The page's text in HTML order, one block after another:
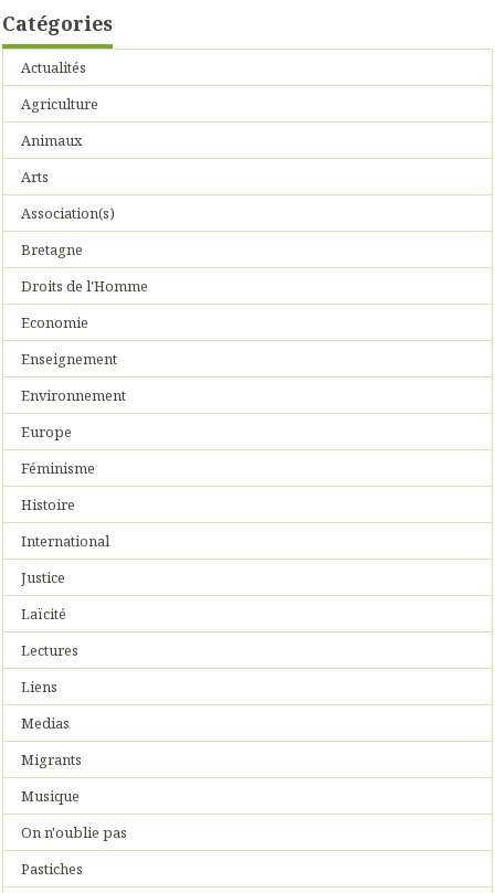
Catégories
Actualités
Agriculture
Animaux
Arts
Association(s)
Bretagne
Droits de l'Homme
Economie
Enseignement
Environnement
Europe
Féminisme
Histoire
International
Justice
Laïcité
Lectures
Liens
Medias
Migrants
Musique
On n'oublie pas
Pastiches